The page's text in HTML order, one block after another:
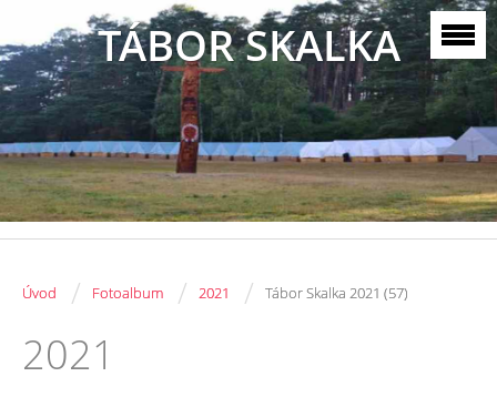
TÁBOR SKALKA
Úvod / Fotoalbum / 2021 / Tábor Skalka 2021 (57)
2021